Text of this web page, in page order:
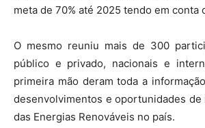
meta de 70% até 2025 tendo em conta
O mesmo reuniu mais de 300
público e privado, nacionais e
primeira mão deram toda a
desenvolvimentos e oportunidades
das Energias Renováveis no país.